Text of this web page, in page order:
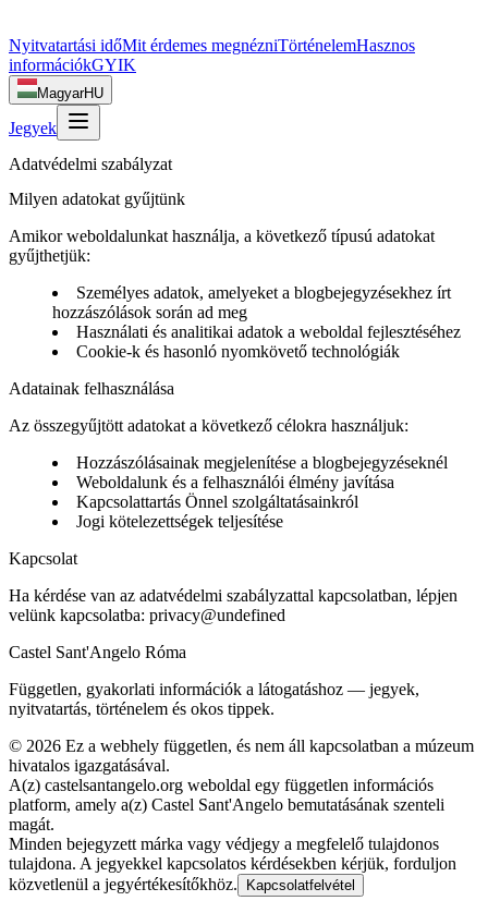
Nyitvatartási időMit érdemes megnézniTörténelemHasznos
információkGYIK
MagyarHU
Jegyek
Adatvédelmi szabályzat
Milyen adatokat gyűjtünk
Amikor weboldalunkat használja, a következő típusú adatokat
gyűjthetjük:
Személyes adatok, amelyeket a blogbejegyzésekhez írt
hozzászólások során ad meg
Használati és analitikai adatok a weboldal fejlesztéséhez
Cookie-k és hasonló nyomkövető technológiák
Adatainak felhasználása
Az összegyűjtött adatokat a következő célokra használjuk:
Hozzászólásainak megjelenítése a blogbejegyzéseknél
Weboldalunk és a felhasználói élmény javítása
Kapcsolattartás Önnel szolgáltatásainkról
Jogi kötelezettségek teljesítése
Kapcsolat
Ha kérdése van az adatvédelmi szabályzattal kapcsolatban, lépjen
velünk kapcsolatba: privacy@undefined
Castel Sant'Angelo Róma
Független, gyakorlati információk a látogatáshoz — jegyek,
nyitvatartás, történelem és okos tippek.
© 2026 Ez a webhely független, és nem áll kapcsolatban a múzeum
hivatalos igazgatásával.
A(z) castelsantangelo.org weboldal egy független információs
platform, amely a(z) Castel Sant'Angelo bemutatásának szenteli
magát.
Minden bejegyzett márka vagy védjegy a megfelelő tulajdonos
tulajdona. A jegyekkel kapcsolatos kérdésekben kérjük, forduljon
közvetlenül a jegyértékesítőkhöz.
Kapcsolatfelvétel